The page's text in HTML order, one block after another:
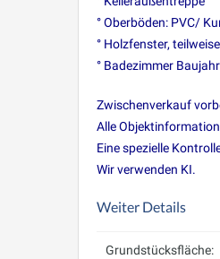
° Oberböden: PVC/
° Holzfenster,
° Badezimmer
Zwischenverkauf
Alle
Eine spezielle
Wir verwenden KI.
Weiter Details
Grundstücksfläche: